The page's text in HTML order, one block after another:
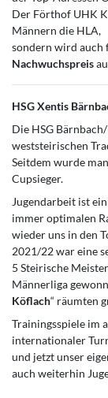
Der Förthof UHK
Männern die HLA,
sondern wird auch
Nachwuchspreis
HSG Xentis
Die HSG
weststeirischen
Seitdem wurde
Cupsieger.
Jugendarbeit ist
immer optimalen
wieder uns in den
2021/22 war eine
5 Steirische
Männerliga
Köflach“ räumten
Trainingsspiele im
internationaler
und jetzt unser
auch weiterhin